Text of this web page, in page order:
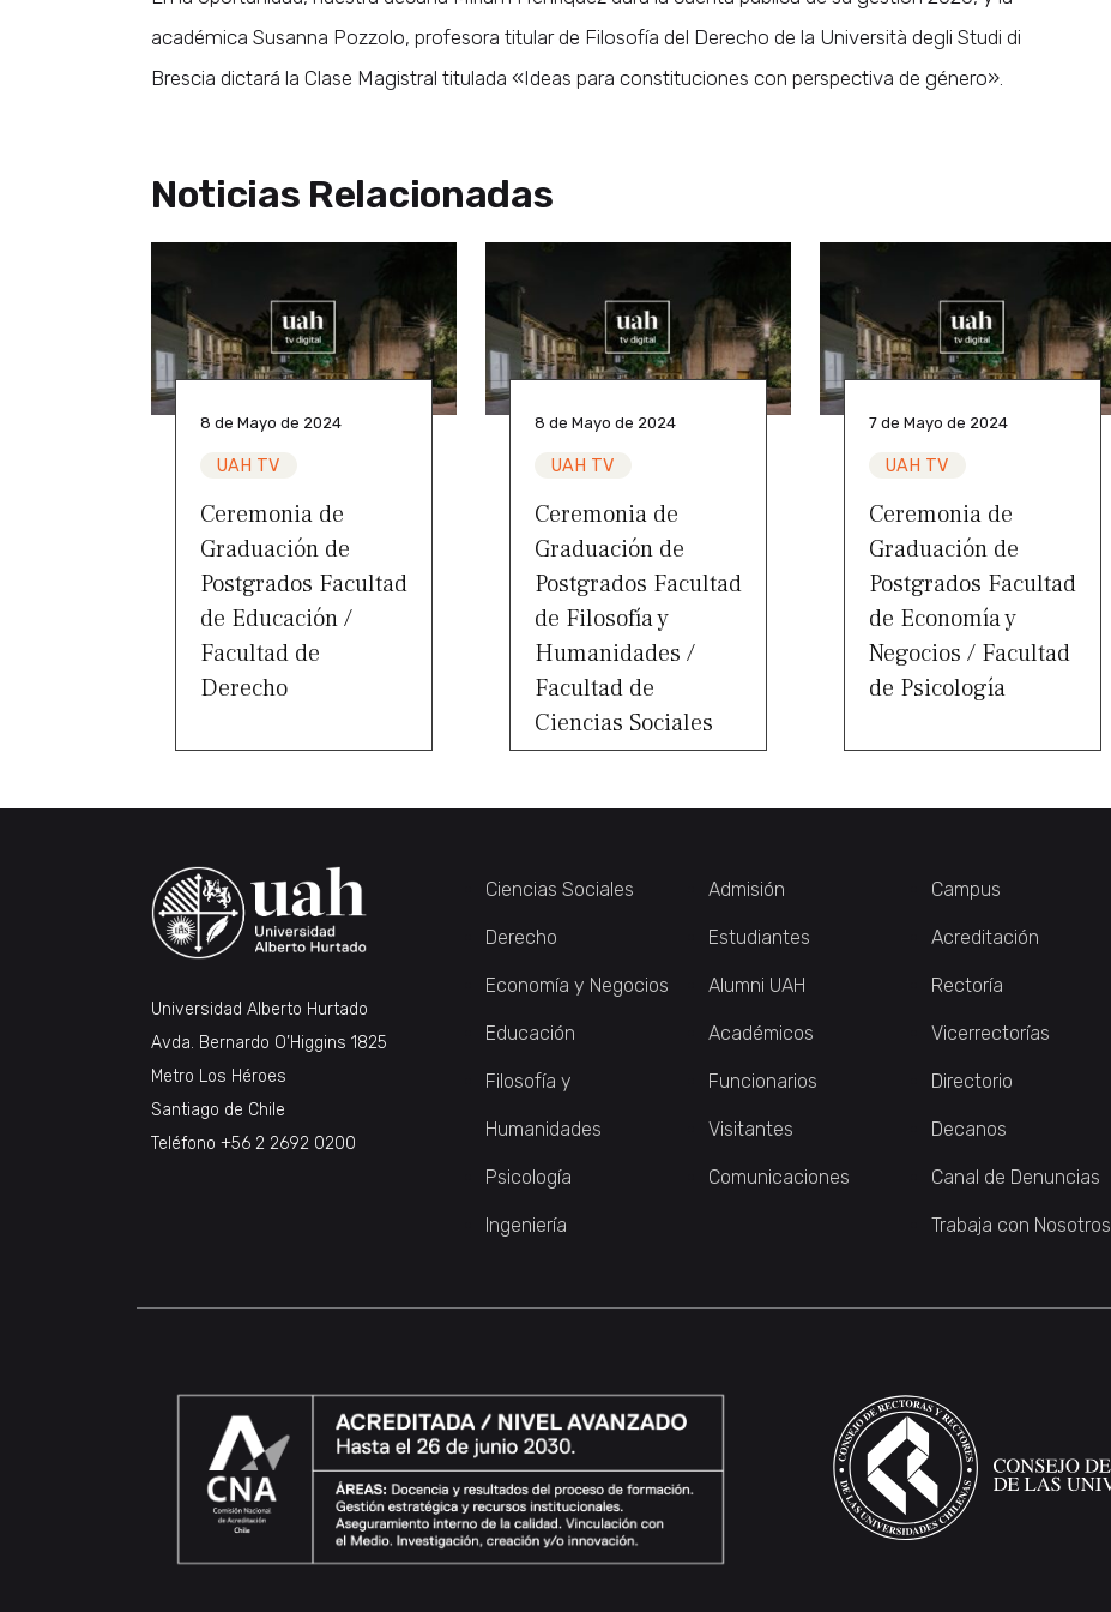
académica Susanna Pozzolo, profesora titular de Filosofía del Derecho de la Università degli Studi di
Brescia dictará la Clase Magistral titulada «Ideas para constituciones con perspectiva de género».
Noticias Relacionadas
8 de Mayo de 2024
UAH TV
Ceremonia de
Graduación de
Postgrados Facultad
de Educación /
Facultad de
Derecho
8 de Mayo de 2024
UAH TV
Ceremonia de
Graduación de
Postgrados Facultad
de Filosofía y
Humanidades /
Facultad de
Ciencias Sociales
7 de Mayo de 2024
UAH TV
Ceremonia de
Graduación de
Postgrados Facultad
de Economía y
Negocios / Facultad
de Psicología
Universidad Alberto Hurtado
Avda. Bernardo O’Higgins 1825
Metro Los Héroes
Santiago de Chile
Teléfono +56 2 2692 0200
Ciencias Sociales
Derecho
Economía y Negocios
Educación
Filosofía y
Humanidades
Psicología
Ingeniería
Admisión
Estudiantes
Alumni UAH
Académicos
Funcionarios
Visitantes
Comunicaciones
Campus
Acreditación
Rectoría
Vicerrectorías
Directorio
Decanos
Canal de Denuncias
Trabaja con Nosotros